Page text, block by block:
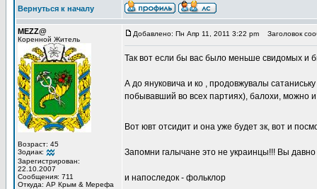
Вернуться к началу
MEZZ@
Коренной Житель
Возраст: 45
Зодиак:
Зарегистрирован:
22.10.2007
Сообщения: 711
Откуда: АР Крым & Мерефа
Добавлено: Пн Апр 11, 2011 3:22 pm Заголовок
Так вот если бы вас было меньше свидомых
А до януковича и ко , продовжувалы
побывавший во всех партиях), балохи, можно
Вот ювт отсидит и она уже будет зк, вот и
Запомни галычане это не украинцы!!! Вы
и напоследок - фольклор